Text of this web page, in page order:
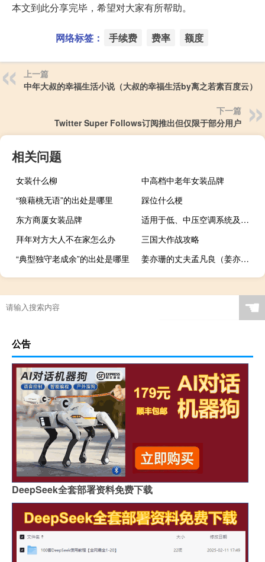
本文到此分享完毕，希望对大家有所帮助。
网络标签： 手续费 费率 额度
上一篇
中年大叔的幸福生活小说（大叔的幸福生活by离之若素百度云）
下一篇
Twitter Super Follows订阅推出但仅限于部分用户
相关问题
女装什么柳
中高档中老年女装品牌
“狼藉桃无语”的出处是哪里
踩位什么梗
东方商厦女装品牌
适用于低、中压空调系统及潮湿环境，但对高压及洁净空调、酸碱性环境和防排烟系统不适用的风管，一般用（ ）制成。
拜年对方大人不在家怎么办
三国大作战攻略
“典型独守老成余”的出处是哪里
姜亦珊的丈夫孟凡良（姜亦珊的丈夫）
☚
公告
DeepSeek全套部署资料免费下载